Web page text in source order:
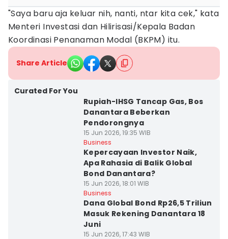
"Saya baru aja keluar nih, nanti, ntar kita cek," kata
Menteri Investasi dan Hilirisasi/Kepala Badan
Koordinasi Penanaman Modal (BKPM) itu.
Share Article
Curated For You
Rupiah-IHSG Tancap Gas, Bos
Danantara Beberkan
Pendorongnya
15 Jun 2026, 19:35 WIB
Business
Kepercayaan Investor Naik,
Apa Rahasia di Balik Global
Bond Danantara?
15 Jun 2026, 18:01 WIB
Business
Dana Global Bond Rp26,5 Triliun
Masuk Rekening Danantara 18
Juni
15 Jun 2026, 17:43 WIB